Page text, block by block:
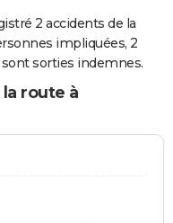
2 accidents de la
impliquées, 2
sorties indemnes.
route à